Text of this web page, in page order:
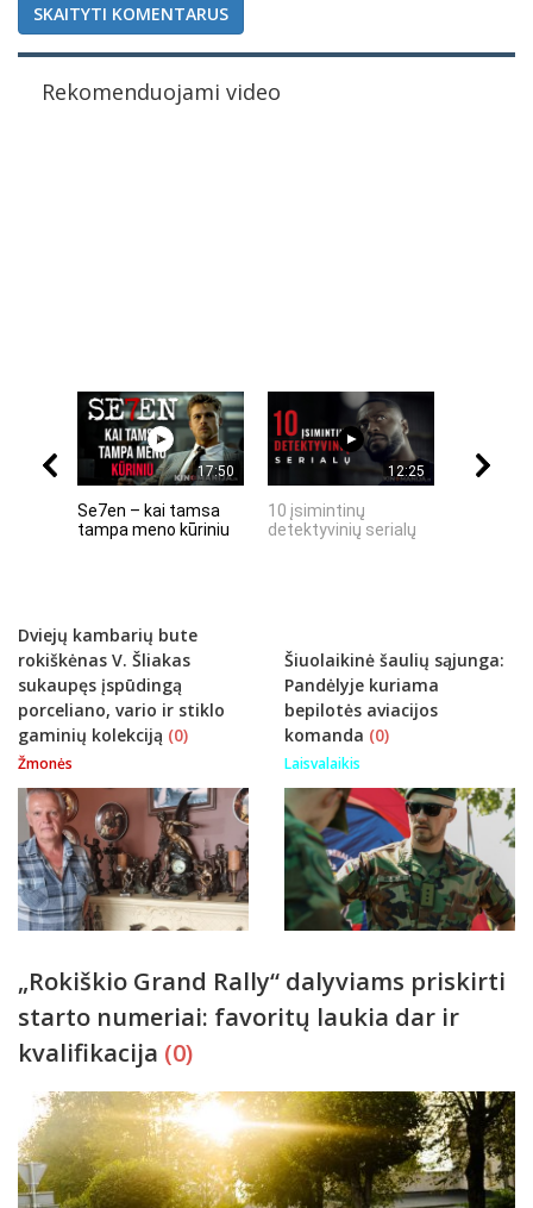
SKAITYTI KOMENTARUS
Rekomenduojami video
17:50
Se7en – kai tamsa
tampa meno kūriniu
12:25
10 įsimintinų
detektyvinių serialų
Dviejų kambarių bute
rokiškėnas V. Šliakas
sukaupęs įspūdingą
porceliano, vario ir stiklo
gaminių kolekciją (0)
Žmonės
Šiuolaikinė šaulių sąjunga:
Pandėlyje kuriama
bepilotės aviacijos
komanda (0)
Laisvalaikis
„Rokiškio Grand Rally“ dalyviams priskirti
starto numeriai: favoritų laukia dar ir
kvalifikacija (0)